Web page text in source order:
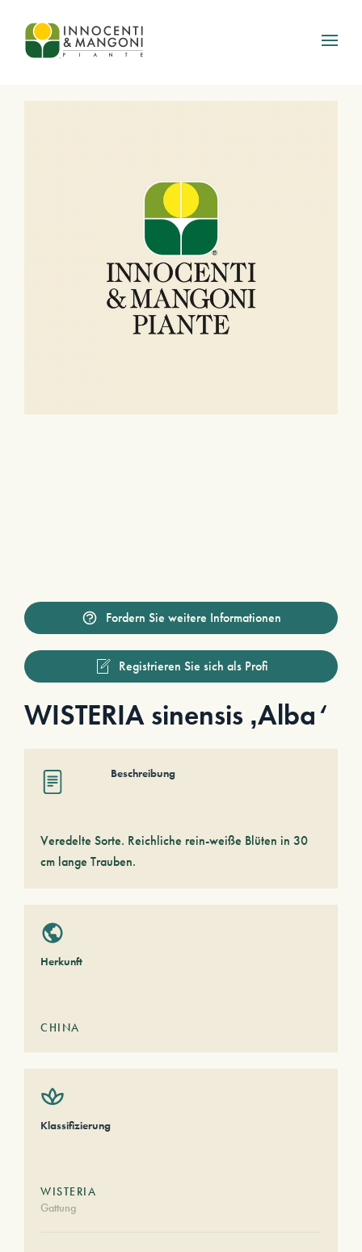
Skip to main content
Fordern Sie weitere Informationen
Registrieren Sie sich als Profi
WISTERIA sinensis ‚Alba‘
Beschreibung
Veredelte Sorte. Reichliche rein-weiße Blüten in 30
cm lange Trauben.
Herkunft
CHINA
Klassifizierung
WISTERIA
Gattung